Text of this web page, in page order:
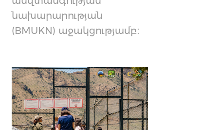
նախարարության
(BMUKN) աջակցությամբ։